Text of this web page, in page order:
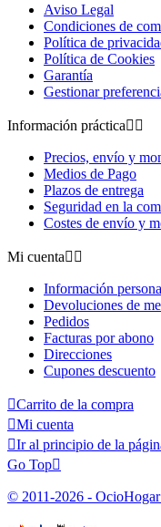
Aviso Legal
Condiciones de
Política de
Política de Cookies
Garantía
Gestionar
Información práctica 
Precios, envío y
Medios de Pago
Plazos de entrega
Seguridad en la
Costes de envío y
Mi cuenta 
Información
Devoluciones de
Pedidos
Facturas por abono
Direcciones
Cupones descuento
Carrito de la compra
Mi cuenta
Ir al principio de la
Go Top
© 2011-2026 -